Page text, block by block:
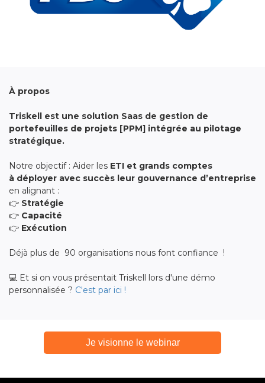
À propos
Triskell est une solution Saas de gestion de
portefeuilles de projets [PPM] intégrée au pilotage
stratégique.
Notre objectif : Aider les ETI et grands comptes
à déployer avec succès leur gouvernance d’entreprise
en alignant :
👉 Stratégie
👉 Capacité
👉 Exécution
Déjà plus de 90 organisations nous font confiance !
💻 Et si on vous présentait Triskell lors d'une démo
personnalisée ? C'est par ici !
Je visionne le webinar